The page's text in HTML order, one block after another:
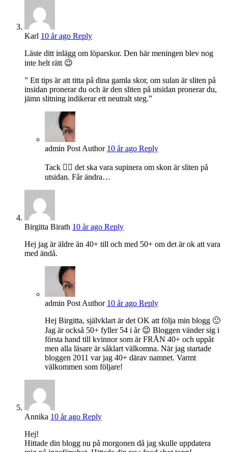
Karl 10 år ago Reply
Läste ditt inlägg om löparskor. Den här meningen blev nog
inte helt rätt 😉
” Ett tips är att titta på dina gamla skor, om sulan är sliten på
insidan pronerar du och är den sliten på utsidan pronerar du,
jämn slitning indikerar ett neutralt steg.”
admin Post Author 10 år ago Reply
Tack 👍🏻 det ska vara supinera om skon är sliten på
utsidan. Får ändra…
Birgitta Birath 10 år ago Reply
Hej jag är äldre än 40+ till och med 50+ om det är ok att vara
med ändå.
admin Post Author 10 år ago Reply
Hej Birgitta, självklart är det OK att följa min blogg 🙂
Jag är också 50+ fyller 54 i år 😉 Bloggen vänder sig i
första hand till kvinnor som är FRÅN 40+ och uppåt
men alla läsare är såklart välkomna. När jag startade
bloggen 2011 var jag 40+ därav namnet. Varmt
välkommen som följare!
Annika 10 år ago Reply
Hej!
Hittade din blogg nu på morgonen då jag skulle uppdatera